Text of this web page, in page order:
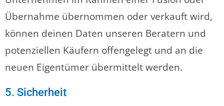
Übernahme übernommen oder verkauft wird,
können deinen Daten unseren Beratern und
potenziellen Käufern offengelegt und an die
neuen Eigentümer übermittelt werden.
5. Sicherheit